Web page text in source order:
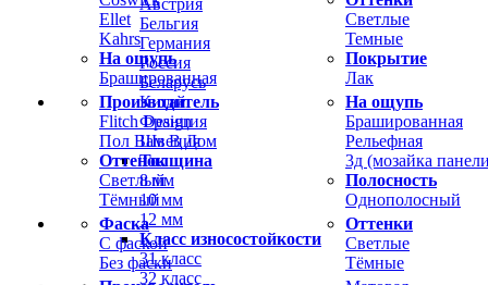
Ellet
Kahrs
На ощупь
Брашированная
Светлые
Темные
Покрытие
Лак
Производитель
Flitch Design
Пол Вам В Дом
Оттенок
Светлый
Тёмный
На ощупь
Брашированная
Рельефная
3д (мозайка
Полосность
Однополосный
Фаска
С фаской
Без фаски
Оттенки
Светлые
Тёмные
Австрия
Бельгия
Германия
Россия
Беларусь
Китай
Франция
Швеция
Толщина
8 мм
10 мм
12 мм
Класс износостойкости
31 класс
32 класс